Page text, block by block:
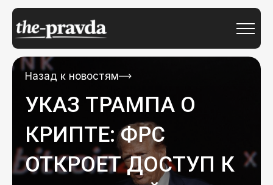
Назад к новостям
УКАЗ ТРАМПА О
КРИПТЕ: ФРС
ОТКРОЕТ ДОСТУП К